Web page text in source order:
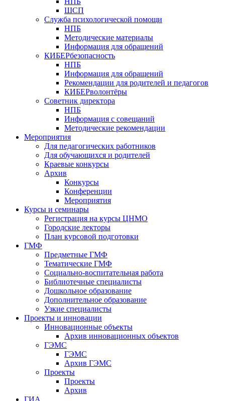
ШСП
Служба психологической помощи
НПБ
Методические материалы
Информация для обращений
КИБЕРбезопасность
НПБ
Информация для обращений
Рекомендации для родителей и педагогов
КИБЕРволонтёры
Советник директора
НПБ
Информация с совещаний
Методические рекомендации
Мероприятия
Для педагогических работников
Для обучающихся и родителей
Краевые конкурсы
Архив
Конкурсы
Конференции
Мероприятия
Курсы и семинары
Регистрация на курсы ЦНМО
Городские лекторы
План курсовой подготовки
ГМФ
Предметные ГМФ
Тематические ГМФ
Социально-воспитательная работа
Библиотечные специалисты
Дошкольное образование
Дополнительное образование
Узкие специалисты
Проекты и инновации
Инновационные объекты
Архив инновационных объектов
ГЭМС
ГЭМС
Архив ГЭМС
Проекты
Проекты
Архив
ГИА